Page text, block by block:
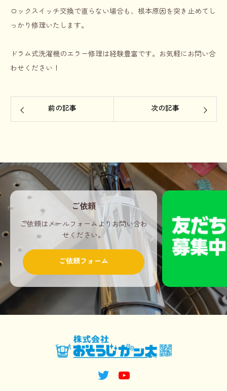
ロックスイッチ交換で直らない場合も、根本原因を突き止めてし
っかり修理いたします。
ドラム式洗濯機のエラー修理は経験豊富です。お気軽にお問い合
わせください！
前の記事 次の記事
ご依頼
ご依頼はメールフォームよりお問い合わ
せください。
ご依頼フォーム